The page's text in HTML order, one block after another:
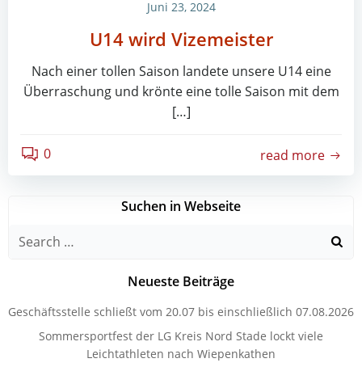
Juni 23, 2024
U14 wird Vizemeister
Nach einer tollen Saison landete unsere U14 eine
Überraschung und krönte eine tolle Saison mit dem
[…]
0 read more
Suchen in Webseite
Search
Neueste Beiträge
Geschäftsstelle schließt vom 20.07 bis einschließlich 07.08.2026
Sommersportfest der LG Kreis Nord Stade lockt viele
Leichtathleten nach Wiepenkathen